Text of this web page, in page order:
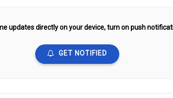
updates directly on your device, turn on push
GET NOTIFIED